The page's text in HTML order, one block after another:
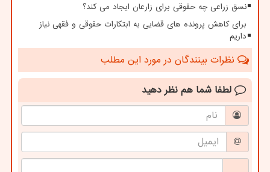
نسق زراعی چه حقوقی برای زارعان ایجاد می کند؟
برای کاهش پرونده های قضایی به ابتکارات حقوقی و فقهی نیاز
داریم
نظرات بینندگان در مورد این مطلب
لطفا شما هم نظر دهید